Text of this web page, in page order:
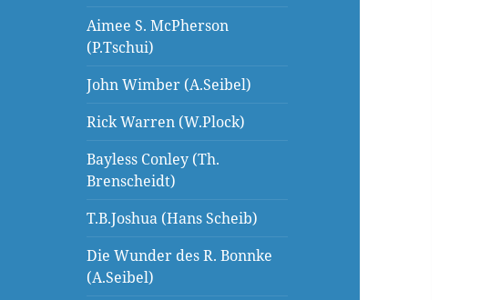
Aimee S. McPherson
(P.Tschui)
John Wimber (A.Seibel)
Rick Warren (W.Plock)
Bayless Conley (Th.
Brenscheidt)
T.B.Joshua (Hans Scheib)
Die Wunder des R. Bonnke
(A.Seibel)